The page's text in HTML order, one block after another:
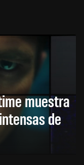
muestra
de